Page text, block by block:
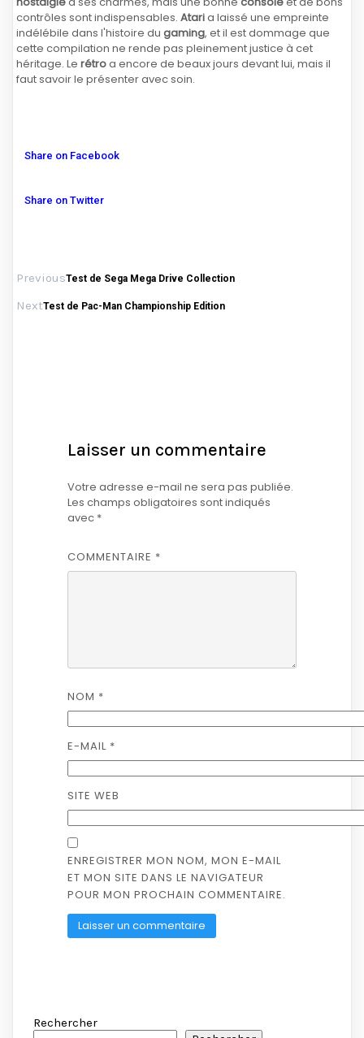
contrôles sont indispensables. Ataria laissé une empreinte
indélébile dans l'histoire du gaming, et il est dommage que
cette compilation ne rende pas pleinement justice à cet
héritage. Le rétroa encore de beaux jours devant lui, mais il
faut savoir le présenter avec soin.
Share on Facebook
Share on Twitter
PreviousTest de Sega Mega Drive Collection
NextTest de Pac-Man Championship Edition
Laisser un commentaire
Votre adresse e-mail ne sera pas publiée.
Les champs obligatoires sont indiqués
avec *
COMMENTAIRE *
NOM *
E-MAIL *
SITE WEB
ENREGISTRER MON NOM, MON E-MAIL
ET MON SITE DANS LE NAVIGATEUR
POUR MON PROCHAIN COMMENTAIRE.
Rechercher